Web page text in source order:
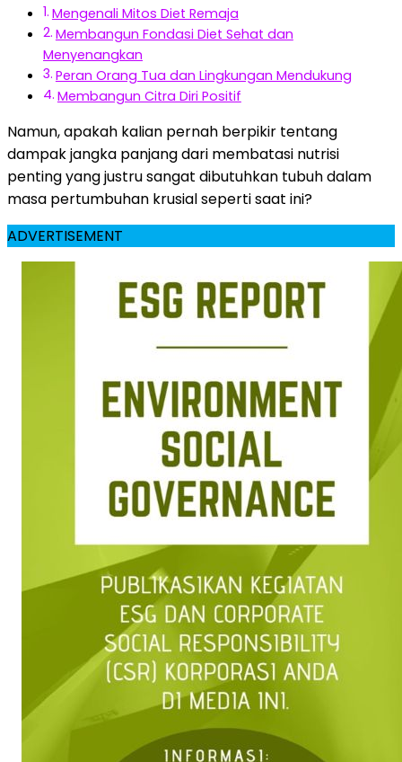
Mengenali Mitos Diet Remaja
Membangun Fondasi Diet Sehat dan
Menyenangkan
Peran Orang Tua dan Lingkungan Mendukung
Membangun Citra Diri Positif
Namun, apakah kalian pernah berpikir tentang
dampak jangka panjang dari membatasi nutrisi
penting yang justru sangat dibutuhkan tubuh dalam
masa pertumbuhan krusial seperti saat ini?
ADVERTISEMENT